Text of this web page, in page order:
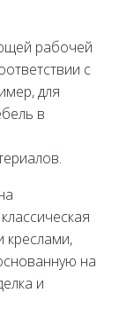
рабочей
с
для
в
креслами,
на
и